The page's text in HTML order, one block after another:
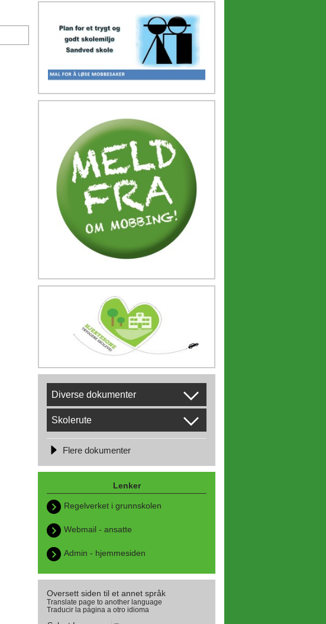
Diverse dokumenter
Skolerute
Flere dokumenter
Lenker
Regelverket i grunnskolen
Webmail - ansatte
Admin - hjemmesiden
Oversett siden til et annet språk
Translate page to another language
Traducir la página a otro idioma